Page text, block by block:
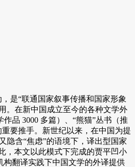
是“联通国家叙事传播和国家形象
。在新中国成立至今的各种文学外
品 3000 多篇）、“熊猫”丛书（推
要推手。新世纪以来，在中国为提
隐含“焦虑”的语境下，译出型国家
，本文以此模式下完成的贾平凹小
翻译实践下中国文学的外译提供